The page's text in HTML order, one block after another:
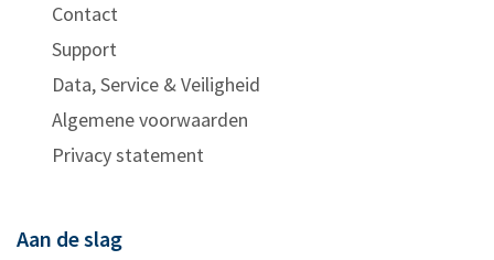
Contact
Support
Data, Service & Veiligheid
Algemene voorwaarden
Privacy statement
Aan de slag